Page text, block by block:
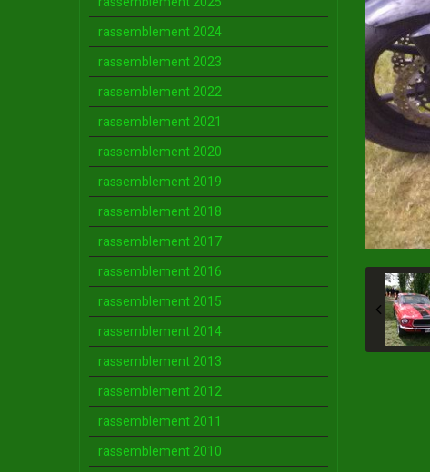
rassemblement 2024
rassemblement 2023
rassemblement 2022
rassemblement 2021
rassemblement 2020
rassemblement 2019
rassemblement 2018
rassemblement 2017
rassemblement 2016
rassemblement 2015
rassemblement 2014
rassemblement 2013
rassemblement 2012
rassemblement 2011
rassemblement 2010